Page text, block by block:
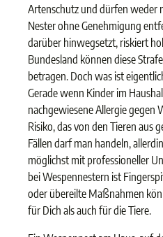
Artenschutz und dürfen
Nester ohne Genehmigung
darüber hinwegsetzt, riskiert
Bundesland können diese
betragen. Doch was ist
Gerade wenn Kinder im
nachgewiesene Allergie gegen
Risiko, das von den Tieren aus
Fällen darf man handeln,
möglichst mit professioneller
bei Wespennestern ist
oder übereilte Maßnahmen
für Dich als auch für die Tiere.